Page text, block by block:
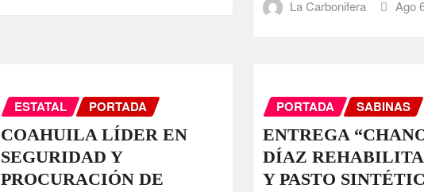
La Carbonifera Ago
ESTATAL PORTADA
COAHUILA LÍDER EN
SEGURIDAD Y
PROCURACIÓN DE
PORTADA SABINAS
ENTREGA
DÍAZ
Y PASTO